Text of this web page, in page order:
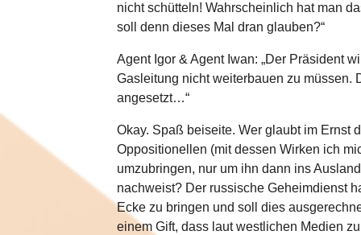
nicht schütteln! Wahrscheinlich hat man
soll denn dieses Mal dran glauben?“
Agent Igor & Agent Iwan: „Der Präsident
Gasleitung nicht weiterbauen zu müssen.
angesetzt…“
Okay. Spaß beiseite. Wer glaubt im Ernst
Oppositionellen (mit dessen Wirken ich
umzubringen, nur um ihn dann ins
nachweist? Der russische Geheimdienst
Ecke zu bringen und soll dies
einem Gift, dass laut westlichen Medien